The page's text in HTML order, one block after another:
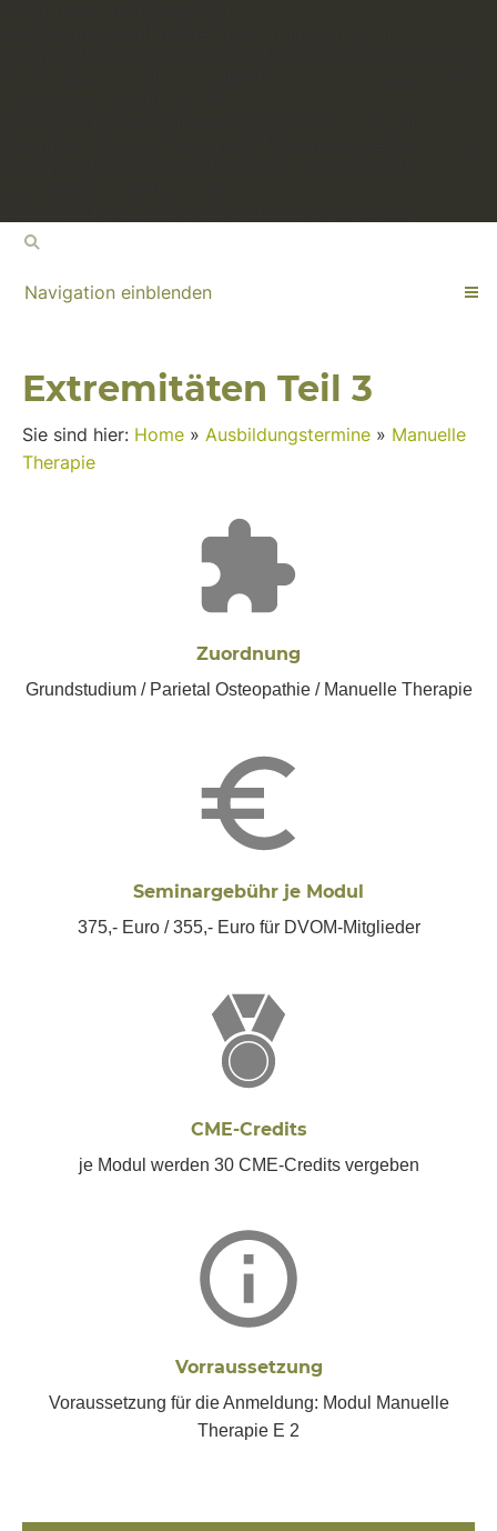
Navigation einblenden
Extremitäten Teil 3
Sie sind hier: Home » Ausbildungstermine » Manuelle
Therapie
Zuordnung
Grundstudium / Parietal Osteopathie / Manuelle Therapie
Seminargebühr je Modul
375,- Euro / 355,- Euro für DVOM-Mitglieder
CME-Credits
je Modul werden 30 CME-Credits vergeben
Vorraussetzung
Voraussetzung für die Anmeldung: Modul Manuelle
Therapie E 2